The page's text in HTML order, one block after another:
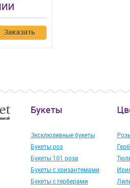
Заказать
Букеты
Эксклюзивные букеты
Букеты роз
Букеты 101 роза
Букеты с хризантемами
Букеты с герберами